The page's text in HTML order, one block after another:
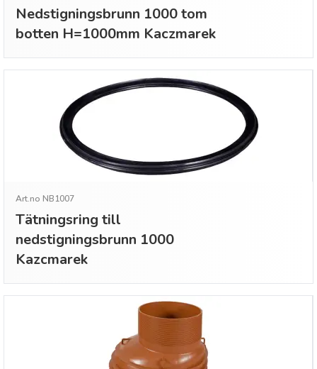
Nedstigningsbrunn 1000 tom
botten H=1000mm Kaczmarek
Art.no NB1007
Tätningsring till
nedstigningsbrunn 1000
Kazcmarek